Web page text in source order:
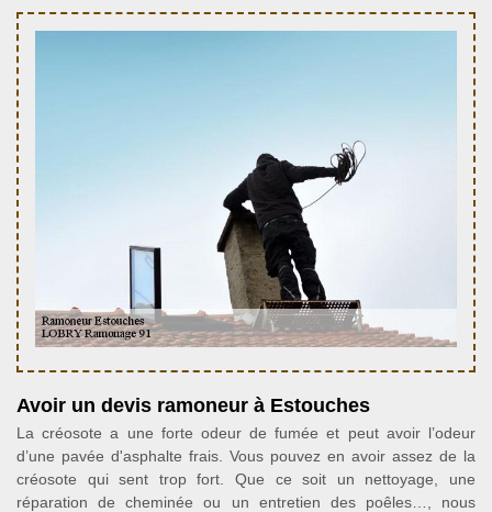
Avoir un devis ramoneur à Estouches
La créosote a une forte odeur de fumée et peut avoir l’odeur
d’une pavée d'asphalte frais. Vous pouvez en avoir assez de la
créosote qui sent trop fort. Que ce soit un nettoyage, une
réparation de cheminée ou un entretien des poêles…, nous